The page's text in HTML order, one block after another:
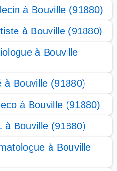
à Bouville (91880)
à Bouville (91880)
à Bouville
à Bouville (91880)
à Bouville (91880)
à Bouville (91880)
à Bouville